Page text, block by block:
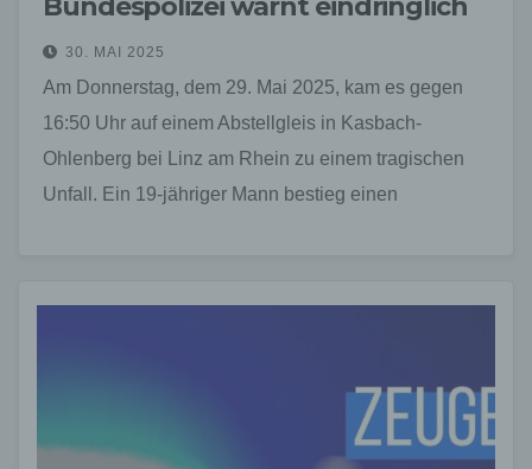
30. MAI 2025
Am Donnerstag, dem 29. Mai 2025, kam es gegen
16:50 Uhr auf einem Abstellgleis in Kasbach-
Ohlenberg bei Linz am Rhein zu einem tragischen
Unfall. Ein 19-jähriger Mann bestieg einen